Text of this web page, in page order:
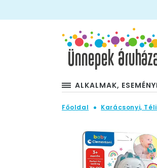
ALKALMAK,
Főoldal Karácsonyi,